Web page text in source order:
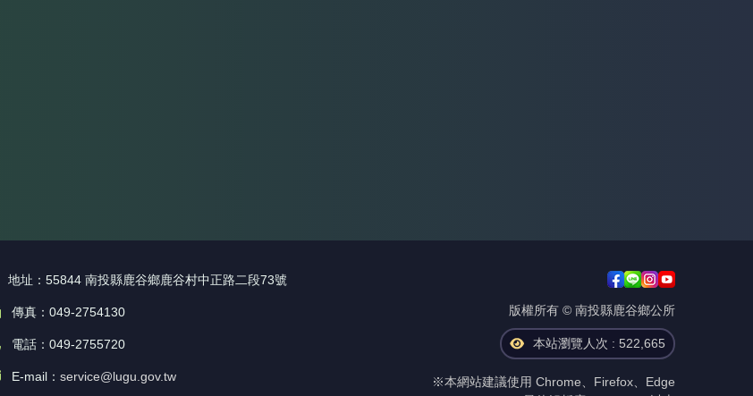
地址：55844 南投縣鹿谷鄉鹿谷村中正路二段73號
傳真：049-2754130
電話：049-2755720
E-mail： service@lugu.gov.tw
版權所有 © 南投縣鹿谷鄉公所
本站瀏覽人次 : 522,665
※本網站建議使用 Chrome、Firefox、Edge